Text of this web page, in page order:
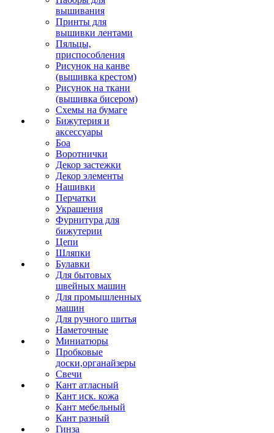
вышивания
Принты для
вышивки лентами
Пяльцы,
приспособления
Рисунок на канве
(вышивка крестом)
Рисунок на ткани
(вышивка бисером)
Схемы на бумаге
Бижутерия и
аксессуары
Боа
Воротнички
Декор застежки
Декор элементы
Нашивки
Перчатки
Украшения
Фурнитура для
бижутерии
Цепи
Шляпки
Булавки
Для бытовых
швейных машин
Для промышленных
машин
Для ручного шитья
Наметочные
Миниатюры
Пробковые
доски,органайзеры
Свечи
Кант атласный
Кант иск. кожа
Кант мебельный
Кант разный
Гинза